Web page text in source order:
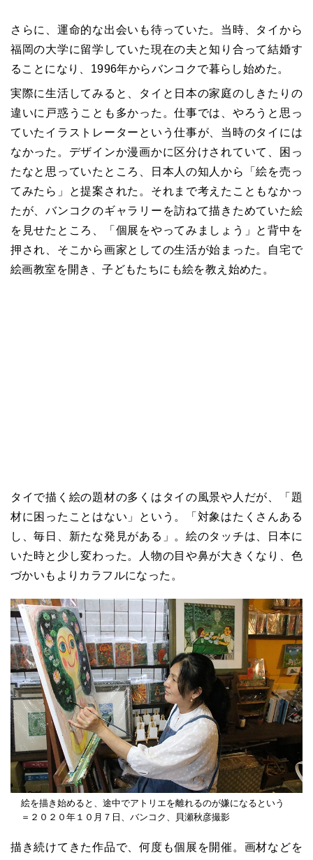
さらに、運命的な出会いも待っていた。当時、タイから
福岡の大学に留学していた現在の夫と知り合って結婚す
ることになり、1996年からバンコクで暮らし始めた。
実際に生活してみると、タイと日本の家庭のしきたりの
違いに戸惑うことも多かった。仕事では、やろうと思っ
ていたイラストレーターという仕事が、当時のタイには
なかった。デザインか漫画かに区分けされていて、困っ
たなと思っていたところ、日本人の知人から「絵を売っ
てみたら」と提案された。それまで考えたこともなかっ
たが、バンコクのギャラリーを訪ねて描きためていた絵
を見せたところ、「個展をやってみましょう」と背中を
押され、そこから画家としての生活が始まった。自宅で
絵画教室を開き、子どもたちにも絵を教え始めた。
タイで描く絵の題材の多くはタイの風景や人だが、「題
材に困ったことはない」という。「対象はたくさんある
し、毎日、新たな発見がある」。絵のタッチは、日本に
いた時と少し変わった。人物の目や鼻が大きくなり、色
づかいもよりカラフルになった。
絵を描き始めると、途中でアトリエを離れるのが嫌になるという
＝２０２０年１０月７日、バンコク、貝瀬秋彦撮影
描き続けてきた作品で、何度も個展を開催。画材などを